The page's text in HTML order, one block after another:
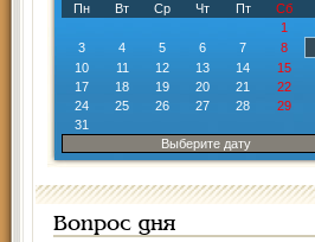
Пн
Вт Ср Чт Пт Сб
1
3
4 5 6 7 8
10
11 12 13 14 15
17
18 19 20 21 22
24
25 26 27 28 29
31
Выберите дату
Вопрос дня